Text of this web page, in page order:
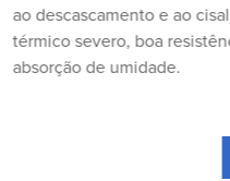
ao descascamento e ao
térmico severo, boa
absorção de umidade.